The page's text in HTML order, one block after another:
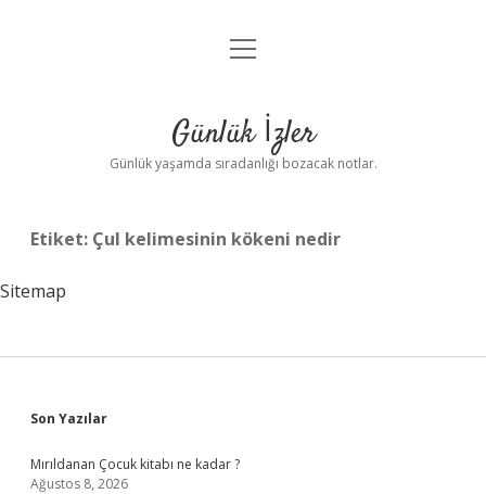
Anasayfa
Yasal Uyarı
menüyü
Günlük İzler
Günlük yaşamda sıradanlığı bozacak notlar.
Etiket: Çul kelimesinin kökeni nedir
Sitemap
Sidebar
Son Yazılar
Mırıldanan Çocuk kitabı ne kadar ?
Ağustos 8, 2026